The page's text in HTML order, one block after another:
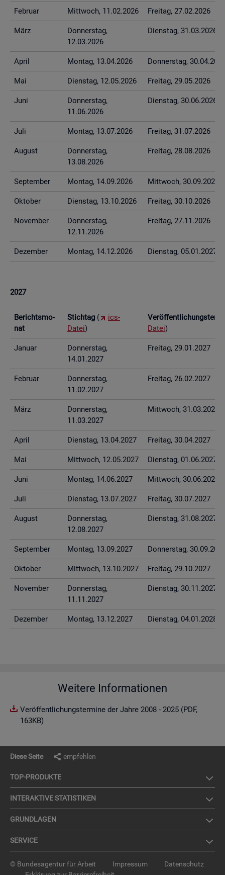
Fe­bru­ar Mitt­woch, 11.02.2026 Frei­tag, 27.02.2026
März
Don­ners­tag,
12.03.2026
Diens­tag, 31.03.2026
April Mon­tag, 13.04.2026 Don­ners­tag,
Mai Diens­tag, 12.05.2026 Frei­tag, 29.05.2026
Juni
Don­ners­tag,
11.06.2026
Diens­tag, 30.06.2026
Juli Mon­tag, 13.07.2026 Frei­tag, 31.07.2026
Au­gust
Don­ners­tag,
13.08.2026
Frei­tag, 28.08.2026
Sep­tem­ber Mon­tag, 14.09.2026 Mitt­woch, 30.09.2026
Ok­to­ber Diens­tag, 13.10.2026 Frei­tag, 30.10.2026
No­vem­ber
Don­ners­tag,
12.11.2026
Frei­tag, 27.11.2026
De­zem­ber Mon­tag, 14.12.2026 Diens­tag, 05.01.2027
2027
Be­richts­mo­
nat
Stich­tag (
ics-
Datei)
Datei)
Ja­nu­ar
Don­ners­tag,
14.01.2027
Frei­tag, 29.01.2027
Fe­bru­ar
Don­ners­tag,
11.02.2027
Frei­tag, 26.02.2027
März
Don­ners­tag,
11.03.2027
Mitt­woch, 31.03.2027
April Diens­tag, 13.04.2027 Frei­tag, 30.04.2027
Mai Mitt­woch, 12.05.2027 Diens­tag, 01.06.2027
Juni Mon­tag, 14.06.2027 Mitt­woch, 30.06.2027
Juli Diens­tag, 13.07.2027 Frei­tag, 30.07.2027
Au­gust
Don­ners­tag,
12.08.2027
Diens­tag, 31.08.2027
Sep­tem­ber Mon­tag, 13.09.2027 Don­ners­tag,
Ok­to­ber Mitt­woch, 13.10.2027 Frei­tag, 29.10.2027
No­vem­ber
Don­ners­tag,
11.11.2027
Diens­tag, 30.11.2027
De­zem­ber Mon­tag, 13.12.2027 Diens­tag, 04.01.2028
Weitere Informationen
Veröffentlichungstermine der Jahre 2008 - 2025 (PDF,
163KB)
Diese Seite empfehlen
TOP-PRO­DUK­TE
IN­TER­AK­TI­VE STA­TIS­TI­KEN
GRUND­LA­GEN
SER­VICE
© Bundesagentur für Arbeit Impressum
Datenschutz